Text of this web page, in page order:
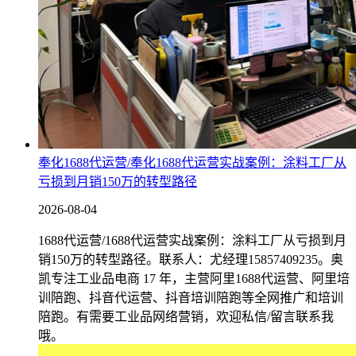
奉化1688代运营/奉化1688代运营实战案例：涂料工厂从
亏损到月销150万的转型路径
2026-08-04
1688代运营/1688代运营实战案例：涂料工厂从亏损到月
销150万的转型路径。联系人：尤经理15857409235。奥
凯专注工业品电商 17 年，主营阿里1688代运营、阿里培
训陪跑、抖音代运营、抖音培训陪跑等全网推广和培训
陪跑。有需要工业品网络营销，欢迎私信/留言联系我
哦。